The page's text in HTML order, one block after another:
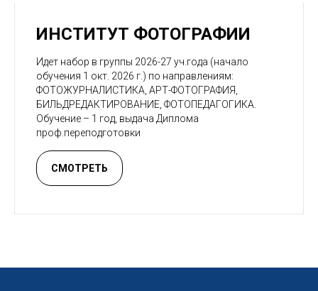
ИНСТИТУТ ФОТОГРАФИИ
Идет набор в группы 2026-27 уч.года (начало
обучения 1 окт. 2026 г.) по направлениям:
ФОТОЖУРНАЛИСТИКА, АРТ-ФОТОГРАФИЯ,
БИЛЬДРЕДАКТИРОВАНИЕ, ФОТОПЕДАГОГИКА.
Обучение – 1 год, выдача Диплома
проф.переподготовки
СМОТРЕТЬ